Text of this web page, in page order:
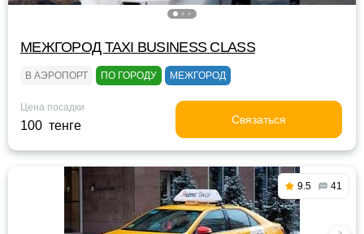
МЕЖГОРОД TAXI BUSINESS CLASS
В АЭРОПОРТ ПО ГОРОДУ МЕЖГОРОД
Цена посадки
100 тенге Связаться
9.5 41